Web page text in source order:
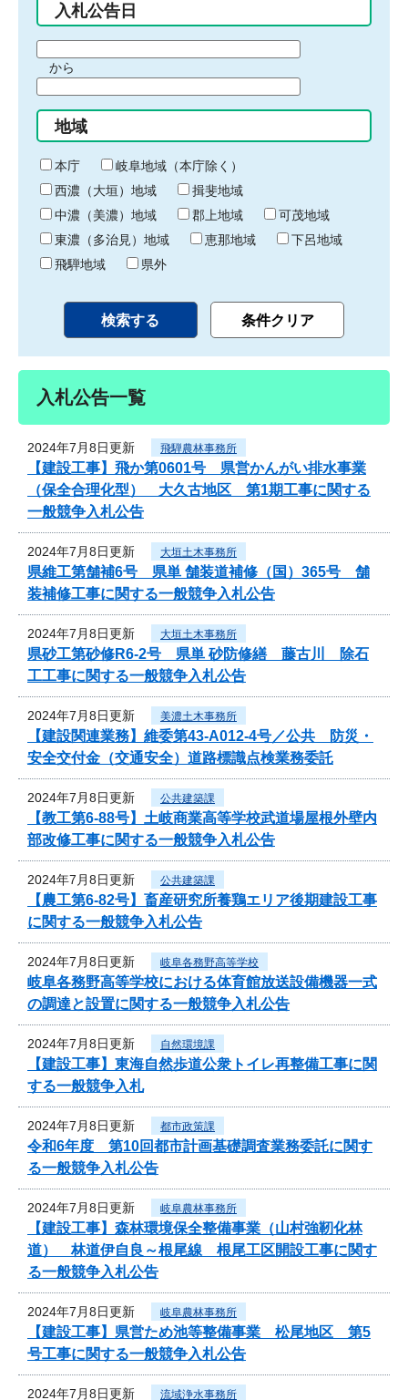
入札公告日
間
始
り
から
間
終
わ
り
地域
本庁
岐阜地域（本庁除く）
西濃（大垣）地域
揖斐地域
中濃（美濃）地域
郡上地域
可茂地域
東濃（多治見）地域
恵那地域
下呂地域
飛騨地域
県外
入札公告一覧
2024年7月8日更新 飛騨農林事務所
【建設工事】飛か第0601号 県営かんがい排水事業
（保全合理化型） 大久古地区 第1期工事に関する
一般競争入札公告
2024年7月8日更新 大垣土木事務所
県維工第舗補6号 県単 舗装道補修（国）365号 舗
装補修工事に関する一般競争入札公告
2024年7月8日更新 大垣土木事務所
県砂工第砂修R6-2号 県単 砂防修繕 藤古川 除石
工工事に関する一般競争入札公告
2024年7月8日更新 美濃土木事務所
【建設関連業務】維委第43-A012-4号／公共 防災・
安全交付金（交通安全）道路標識点検業務委託
2024年7月8日更新 公共建築課
【教工第6-88号】土岐商業高等学校武道場屋根外壁内
部改修工事に関する一般競争入札公告
2024年7月8日更新 公共建築課
【農工第6-82号】畜産研究所養鶏エリア後期建設工事
に関する一般競争入札公告
2024年7月8日更新 岐阜各務野高等学校
岐阜各務野高等学校における体育館放送設備機器一式
の調達と設置に関する一般競争入札公告
2024年7月8日更新 自然環境課
【建設工事】東海自然歩道公衆トイレ再整備工事に関
する一般競争入札
2024年7月8日更新 都市政策課
令和6年度 第10回都市計画基礎調査業務委託に関す
る一般競争入札公告
2024年7月8日更新 岐阜農林事務所
【建設工事】森林環境保全整備事業（山村強靭化林
道） 林道伊自良～根尾線 根尾工区開設工事に関す
る一般競争入札公告
2024年7月8日更新 岐阜農林事務所
【建設工事】県営ため池等整備事業 松尾地区 第5
号工事に関する一般競争入札公告
2024年7月8日更新 流域浄水事務所